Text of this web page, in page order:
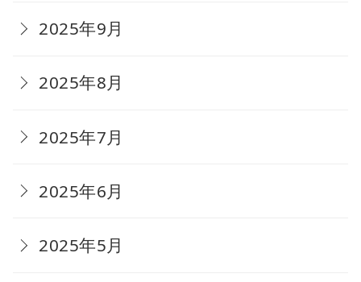
2025年9月
2025年8月
2025年7月
2025年6月
2025年5月